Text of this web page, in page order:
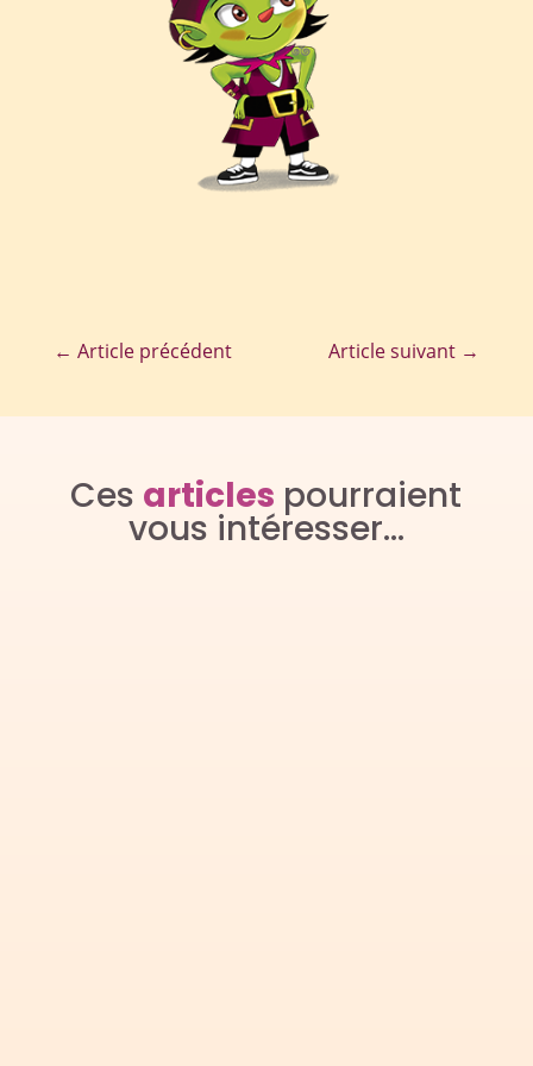
← Article précédent Article suivant →
Ces articles pourraient
vous intéresser…